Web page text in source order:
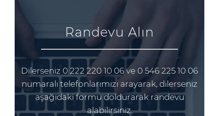
Randevu Alın
Dilerseniz 0 222 220 10 06 ve 0 546 225 10 06
numaralı telefonlarımızı arayarak, dilerseniz
aşağıdaki formu doldurarak randevu
alabilirsiniz.